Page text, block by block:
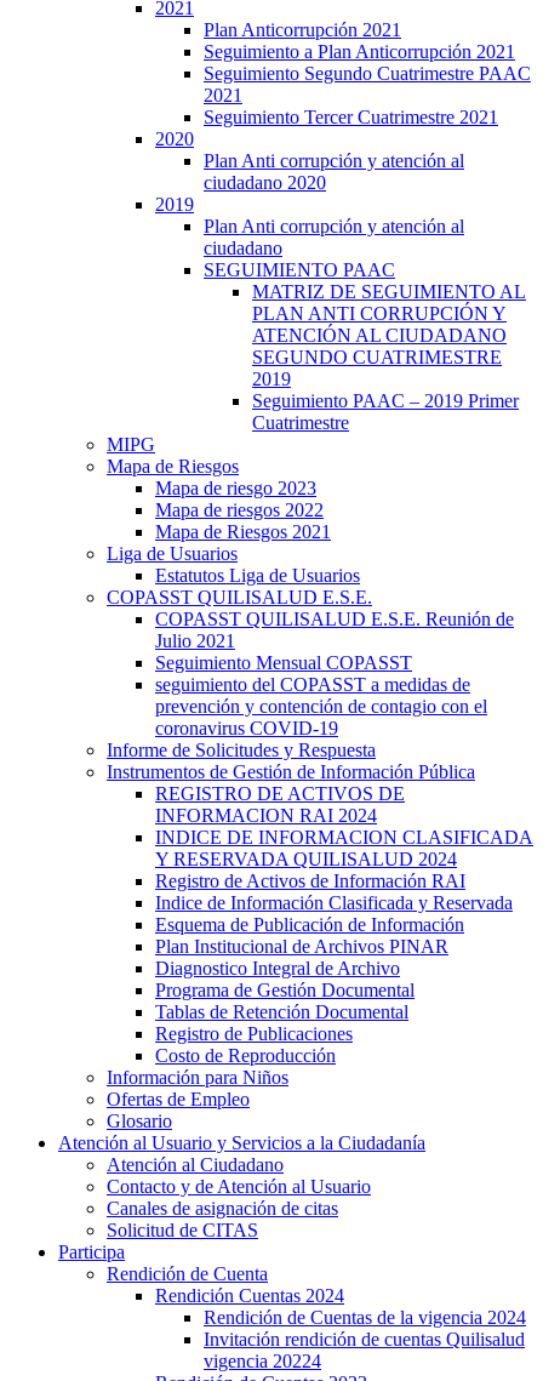
2021
Plan Anticorrupción 2021
Seguimiento a Plan Anticorrupción 2021
Seguimiento Segundo Cuatrimestre PAAC
2021
Seguimiento Tercer Cuatrimestre 2021
2020
Plan Anti corrupción y atención al
ciudadano 2020
2019
Plan Anti corrupción y atención al
ciudadano
SEGUIMIENTO PAAC
MATRIZ DE SEGUIMIENTO AL
PLAN ANTI CORRUPCIÓN Y
ATENCIÓN AL CIUDADANO
SEGUNDO CUATRIMESTRE
2019
Seguimiento PAAC – 2019 Primer
Cuatrimestre
MIPG
Mapa de Riesgos
Mapa de riesgo 2023
Mapa de riesgos 2022
Mapa de Riesgos 2021
Liga de Usuarios
Estatutos Liga de Usuarios
COPASST QUILISALUD E.S.E.
COPASST QUILISALUD E.S.E. Reunión de
Julio 2021
Seguimiento Mensual COPASST
seguimiento del COPASST a medidas de
prevención y contención de contagio con el
coronavirus COVID-19
Informe de Solicitudes y Respuesta
Instrumentos de Gestión de Información Pública
REGISTRO DE ACTIVOS DE
INFORMACION RAI 2024
INDICE DE INFORMACION CLASIFICADA
Y RESERVADA QUILISALUD 2024
Registro de Activos de Información RAI
Indice de Información Clasificada y Reservada
Esquema de Publicación de Información
Plan Institucional de Archivos PINAR
Diagnostico Integral de Archivo
Programa de Gestión Documental
Tablas de Retención Documental
Registro de Publicaciones
Costo de Reproducción
Información para Niños
Ofertas de Empleo
Glosario
Atención al Usuario y Servicios a la Ciudadanía
Atención al Ciudadano
Contacto y de Atención al Usuario
Canales de asignación de citas
Solicitud de CITAS
Participa
Rendición de Cuenta
Rendición Cuentas 2024
Rendición de Cuentas de la vigencia 2024
Invitación rendición de cuentas Quilisalud
vigencia 20224